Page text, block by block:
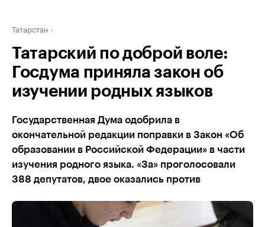
Татарстан
Татарский по доброй воле:
Госдума приняла закон об
изучении родных языков
Государственная Дума одобрила в
окончательной редакции поправки в Закон «Об
образовании в Российской Федерации» в части
изучения родного языка. «За» проголосовали
388 депутатов, двое оказались против